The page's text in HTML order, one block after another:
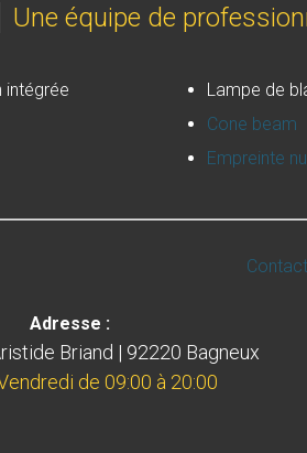
Une équipe de
intégrée
Lampe de
Cone beam
Empreinte
Adresse :
Briand | 92220 Bagneux
de 09:00 à 20:00